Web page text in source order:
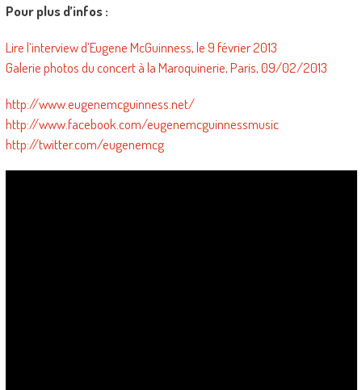
Pour plus d’infos :
Lire l’interview d’Eugene McGuinness, le 9 février 2013
Galerie photos du concert à la Maroquinerie, Paris, 09/02/2013
http://www.eugenemcguinness.net/
http://www.facebook.com/eugenemcguinnessmusic
http://twitter.com/eugenemcg